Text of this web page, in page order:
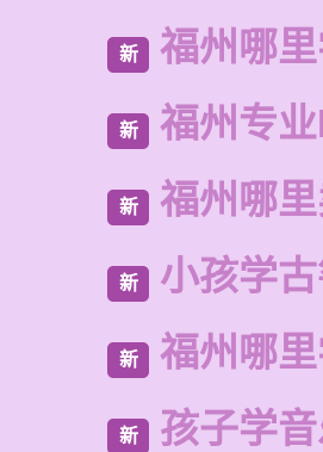
新 福州哪
新 福州专
新 福州哪
新 小孩学
新 福州哪
新 孩子学